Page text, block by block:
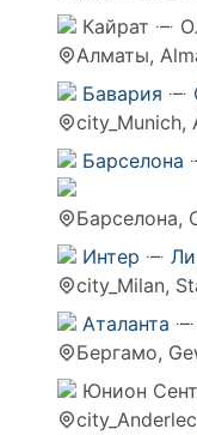
Кайрат
Алматы,
Бавария
city_Munich,
Барселона
Барселона,
Интер
city_Milan,
Аталанта
Бергамо,
Юнион